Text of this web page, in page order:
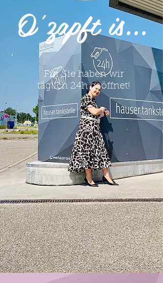
O'zapft is...
Für Sie haben wir
täglich 24h geöffnet!